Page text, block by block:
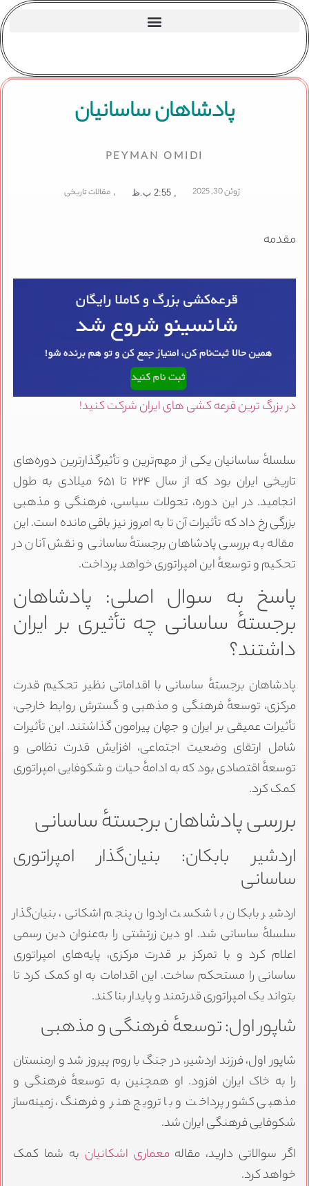
پادشاهان ساسانیان
PEYMAN OMIDI
ژوئن 30, 2025 2:55 ب.ظ , مقالات تاریخی
مقدمه
در بزرگ ترین قرعه کشی های ایران شرکت کنید!
سلسلهٔ ساسانیان یکی از مهم‌ترین و تأثیرگذارترین دوره‌های
تاریخی ایران بود که از سال ۲۲۴ تا ۶۵۱ میلادی به طول
انجامید. در این دوره، تحولات سیاسی، فرهنگی و مذهبی
بزرگی رخ داد که تأثیرات آن تا به امروز نیز باقی مانده است. این
مقاله به بررسی پادشاهان برجستهٔ ساسانی و نقش آنان در
تحکیم و توسعهٔ این امپراتوری خواهد پرداخت.
پاسخ به سوال اصلی: پادشاهان
برجستهٔ ساسانی چه تأثیری بر ایران
داشتند؟
پادشاهان برجستهٔ ساسانی با اقداماتی نظیر تحکیم قدرت
مرکزی، توسعهٔ فرهنگی و مذهبی و گسترش روابط خارجی،
تأثیرات عمیقی بر ایران و جهان پیرامون گذاشتند. این تأثیرات
شامل ارتقای وضعیت اجتماعی، افزایش قدرت نظامی و
توسعهٔ اقتصادی بود که به ادامهٔ حیات و شکوفایی امپراتوری
کمک کرد.
بررسی پادشاهان برجستهٔ ساسانی
اردشیر بابکان: بنیان‌گذار امپراتوری
ساسانی
اردشیر بابکان با شکست اردوان پنجم اشکانی، بنیان‌گذار
سلسلهٔ ساسانی شد. او دین زرتشتی را به‌عنوان دین رسمی
اعلام کرد و با تمرکز بر قدرت مرکزی، پایه‌های امپراتوری
ساسانی را مستحکم ساخت. این اقدامات به او کمک کرد تا
بتواند یک امپراتوری قدرتمند و پایدار بنا کند.
شاپور اول: توسعهٔ فرهنگی و مذهبی
شاپور اول، فرزند اردشیر، در جنگ با روم پیروز شد و ارمنستان
را به خاک ایران افزود. او همچنین به توسعهٔ فرهنگی و
مذهبی کشور پرداخت و با ترویج هنر و فرهنگ، زمینه‌ساز
شکوفایی فرهنگی ایران شد.
اگر سوالاتی دارید، مقاله معماری اشکانیانبه شما کمک
خواهد کرد.